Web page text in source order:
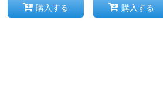
購入する 購入する